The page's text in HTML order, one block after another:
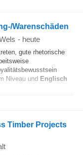
Warenschäden
- heute
gute rhetorische
Niveau und Englisch
Timber Projects